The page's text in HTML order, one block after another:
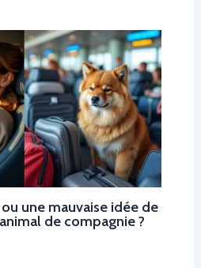
une mauvaise idée de
de compagnie ?